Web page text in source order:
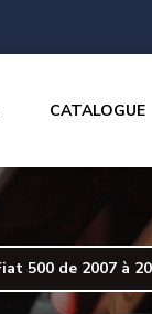
CATALOGUE